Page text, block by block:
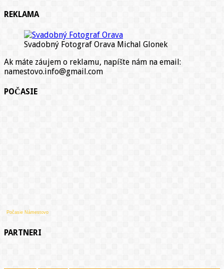
REKLAMA
Svadobný Fotograf Orava Michal Glonek
Ak máte záujem o reklamu, napíšte nám na email:
namestovo.info@gmail.com
POČASIE
Počasie Námestovo
PARTNERI